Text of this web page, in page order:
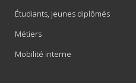
Étudiants, jeunes diplômés
Métiers
Mobilité interne